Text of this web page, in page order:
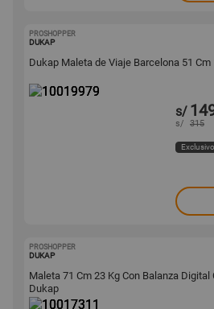
PROSHOPPER
DUKAP
Dukap Maleta de Viaje Barcelona 51 Cm
s/
s/ 315
PROSHOPPER
DUKAP
Maleta 71 Cm 23 Kg Con Balanza Digital
Dukap